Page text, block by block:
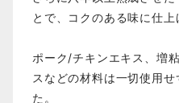
とで、コクのある味に仕上
ポーク/チキンエキス、増
スなどの材料は一切使用
た。